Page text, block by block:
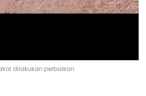
dilakukan perbaikan